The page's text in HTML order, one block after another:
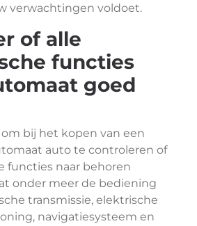
verwachtingen voldoet.
of alle
functies
goed
bij het kopen van een
auto te controleren of
functies naar behoren
onder meer de bediening
transmissie, elektrische
navigatiesysteem en